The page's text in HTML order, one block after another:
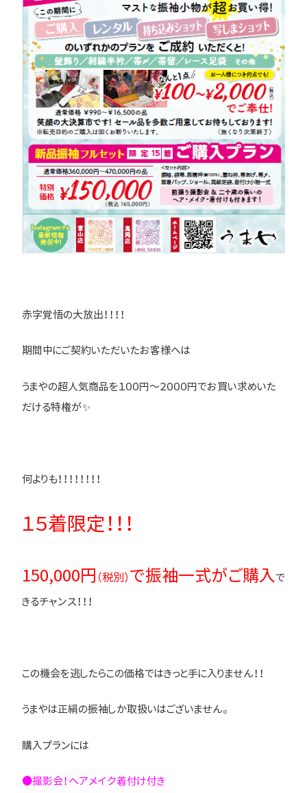
赤字覚悟の大放出！！！！
期間中にご契約いただいたお客様へは
うまやの超人気商品を１００円～２０００円でお買い求めいた
だける特権が✨
何よりも！！！！！！！！
１５着限定！！！
150,000円 （税別）で振袖一式がご購入で
きるチャンス！！！
この機会を逃したらこの価格ではきっと手に入りません！！
うまやは正絹の振袖しか取扱いはございません。
購入プランには
●撮影会！ヘアメイク着付け付き